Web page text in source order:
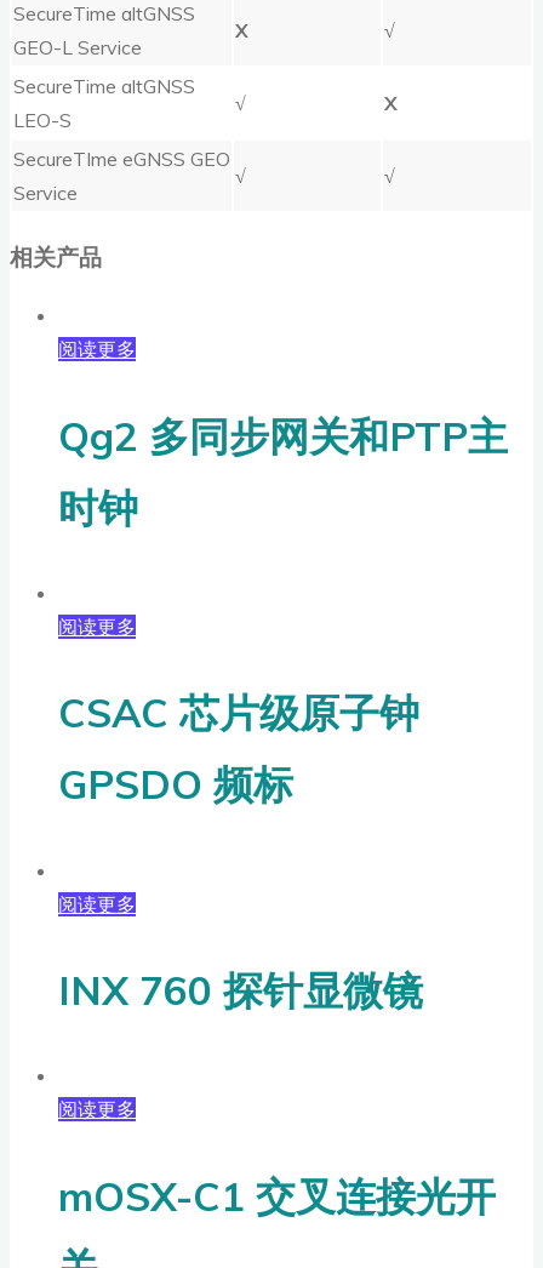
SecureTime altGNSS
GEO-L Service
X √
SecureTime altGNSS
LEO-S
√ X
SecureTIme eGNSS GEO
Service
√ √
相关产品
阅读更多
Qg2 多同步网关和PTP主
时钟
阅读更多
CSAC 芯片级原子钟
GPSDO 频标
阅读更多
INX 760 探针显微镜
阅读更多
mOSX-C1 交叉连接光开